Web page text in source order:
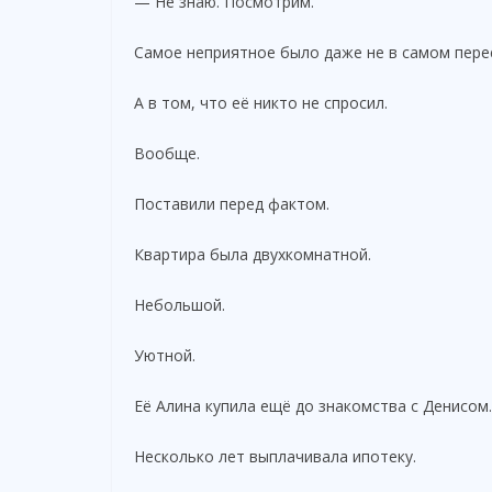
Самое неприятное было даже не в самом
А в том, что её никто не спросил.
Вообще.
Поставили перед фактом.
Квартира была двухкомнатной.
Небольшой.
Уютной.
Её Алина купила ещё до знакомства с Денисом.
Несколько лет выплачивала ипотеку.